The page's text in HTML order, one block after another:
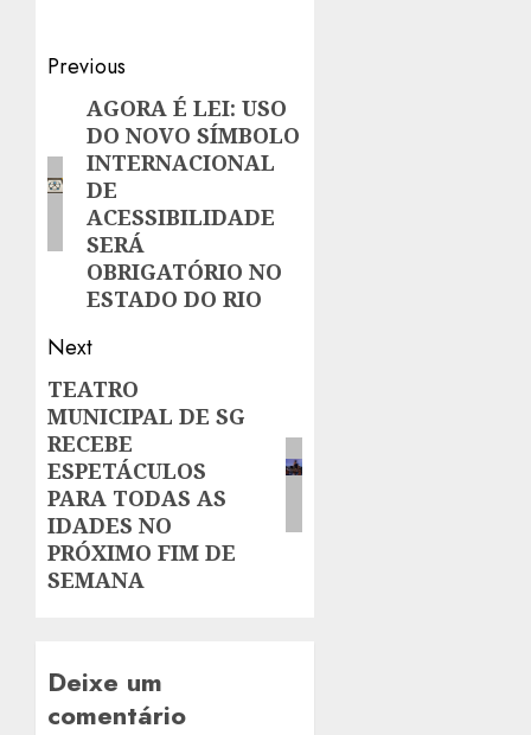
Post
navigation
Previous
Previous
post:
AGORA É LEI: USO
DO NOVO SÍMBOLO
INTERNACIONAL
DE
ACESSIBILIDADE
SERÁ
OBRIGATÓRIO NO
ESTADO DO RIO
Next
Next
post:
TEATRO
MUNICIPAL DE SG
RECEBE
ESPETÁCULOS
PARA TODAS AS
IDADES NO
PRÓXIMO FIM DE
SEMANA
Deixe um
comentário